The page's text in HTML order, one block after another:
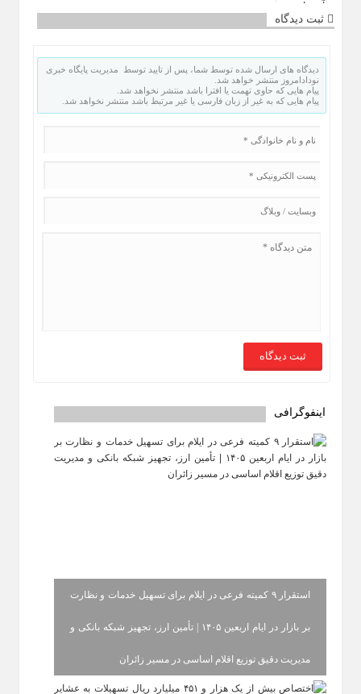
ثبت دیدگاه
دیدگاه های ارسال شده توسط شما، پس از تایید توسط مدیریت پایگاه خبری
نودادامروز منتشر خواهد شد.
پیام هایی که حاوی تهمت یا افترا باشد منتشر نخواهد شد.
پیام هایی که به غیر از زبان فارسی یا غیر مرتبط باشد منتشر نخواهد شد.
اینفوگرافی
استقرار ۹ کمیته فرعی در ایلام برای تسهیل خدمات و نظارت
بر بازار در ایام اربعین ۱۴۰۵ | تأمین ارز، تجهیز شبکه بانکی و
مدیریت دقیق توزیع اقلام اساسی در مسیر زائران